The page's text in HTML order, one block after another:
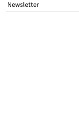
Newsletter